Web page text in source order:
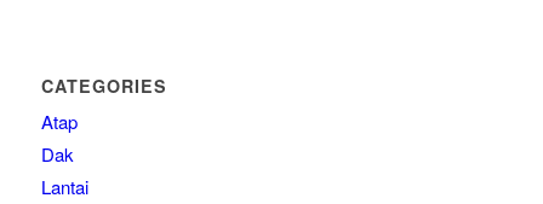
CATEGORIES
Atap
Dak
Lantai